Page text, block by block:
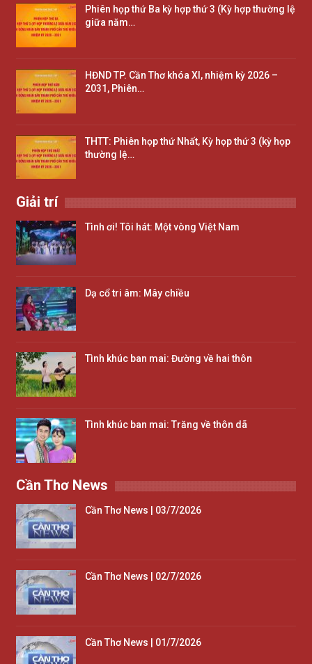
Phiên họp thứ Ba kỳ hợp thứ 3 (Kỳ hợp thường lệ
giữa năm…
HĐND TP. Cần Thơ khóa XI, nhiệm kỳ 2026 –
2031, Phiên…
THTT: Phiên họp thứ Nhất, Kỳ họp thứ 3 (kỳ họp
thường lệ…
Giải trí
Tình ơi! Tôi hát: Một vòng Việt Nam
Dạ cổ tri âm: Mây chiều
Tình khúc ban mai: Đường về hai thôn
Tình khúc ban mai: Trăng về thôn dã
Cần Thơ News
Cần Thơ News | 03/7/2026
Cần Thơ News | 02/7/2026
Cần Thơ News | 01/7/2026